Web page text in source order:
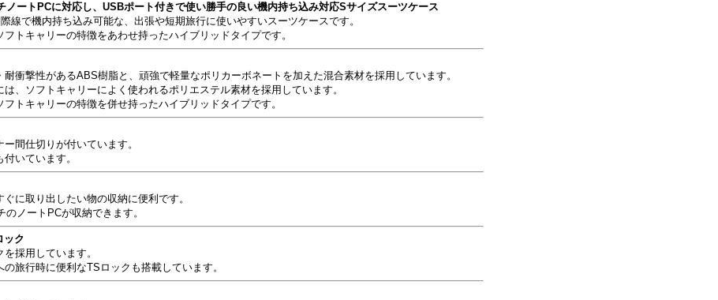
ノートPCに対応し、USBポート付きで使い勝手の良い機内持ち込み対応Sサイズスーツケース
線で機内持ち込み可能な、出張や短期旅行に使いやすいスーツケースです。
トキャリーの特徴をあわせ持ったハイブリッドタイプです。
衝撃性があるABS樹脂と、頑強で軽量なポリカーボネートを加えた混合素材を採用しています。
、ソフトキャリーによく使われるポリエステル素材を採用しています。
トキャリーの特徴を併せ持ったハイブリッドタイプです。
間仕切りが付いています。
いています。
に取り出したい物の収納に便利です。
ノートPCが収納できます。
ック
採用しています。
旅行時に便利なTSロックも搭載しています。